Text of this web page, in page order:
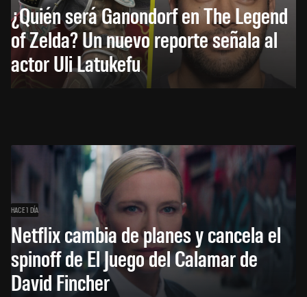
¿Quién será Ganondorf en The Legend
of Zelda? Un nuevo reporte señala al
actor Uli Latukefu
HACE 1 DÍA
Netflix cambia de planes y cancela el
spinoff de El Juego del Calamar de
David Fincher